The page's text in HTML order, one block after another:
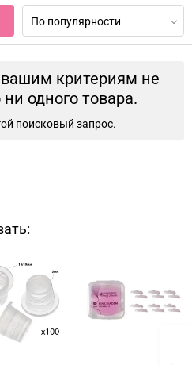
По популярности
критериям не
одного товара.
поисковый запрос.